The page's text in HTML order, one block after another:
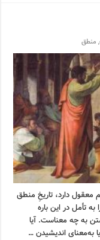
, منطق
دارد، تاریخِ منطق
تأمل در این باره
به چه معناست. آیا
به‌معنای اندیشیدن …